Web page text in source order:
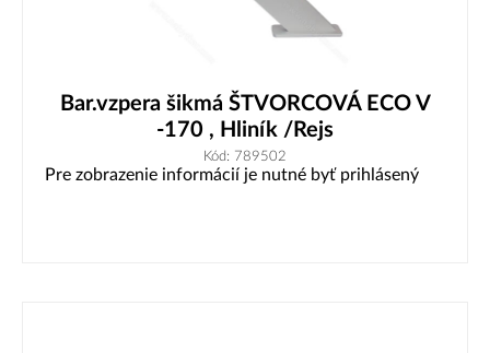
Bar.vzpera šikmá ŠTVORCOVÁ ECO V
-170 , Hliník /Rejs
Kód: 789502
Pre zobrazenie informácií je nutné byť prihlásený